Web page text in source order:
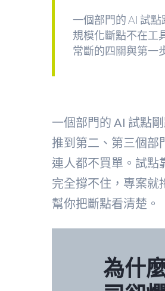
一個部門的 AI 試
規模化斷點不在工
常斷的四關與第一
一個部門的 AI 試點
推到第二、第三個部
連人都不買單。試點
完全撐不住，專案就
幫你把斷點看清楚。
為什